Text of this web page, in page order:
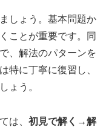
しょう。基本問題か
ことが重要です。同
、解法のパターンを
特に丁寧に復習し、
ょう。
は、 初見で解く→解